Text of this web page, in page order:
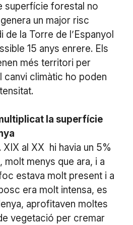
superfície forestal no
un major risc
de la Torre de l’Espanyol
15 anys enrere. Els
més territori per
canvi climàtic ho poden
la superfície
XIX al XX hi havia un 5%
molt menys que ara, i a
estava molt present i a
era molt intensa, es
aprofitaven moltes
vegetació per cremar